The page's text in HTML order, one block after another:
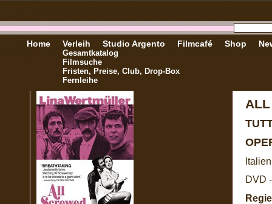
Home Verleih
Gesamtkatalog
Filmsuche
Fristen, Preise, Club, Drop-Box
Fernleihe
Studio Argento Filmcafé Shop
ALL
DVD